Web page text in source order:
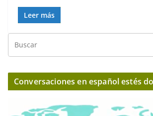
a
c
e
b
o
o
w
itt
er l s
A
p
p
gr
a
m
y
Li
n
k
Leer más
Conversaciones en español estés